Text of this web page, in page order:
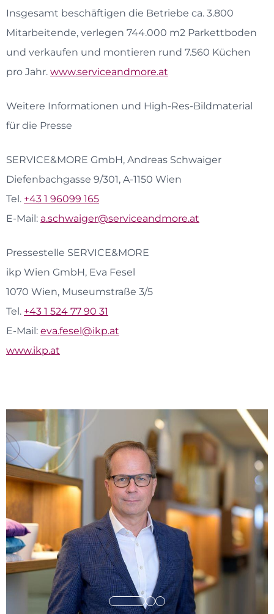
Insgesamt beschäftigen die Betriebe ca. 3.800
Mitarbeitende, verlegen 744.000 m2 Parkettboden
und verkaufen und montieren rund 7.560 Küchen
pro Jahr. www.serviceandmore.at
Weitere Informationen und High-Res-Bildmaterial
für die Presse
SERVICE&MORE GmbH, Andreas Schwaiger
Diefenbachgasse 9/301, A-1150 Wien
Tel. +43 1 96099 165
E-Mail: a.schwaiger@serviceandmore.at
Pressestelle SERVICE&MORE
ikp Wien GmbH, Eva Fesel
1070 Wien, Museumstraße 3/5
Tel. +43 1 524 77 90 31
E-Mail: eva.fesel@ikp.at
www.ikp.at